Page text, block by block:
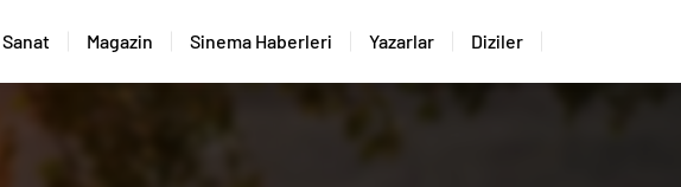
Magazin Sinema Haberleri Yazarlar Diziler